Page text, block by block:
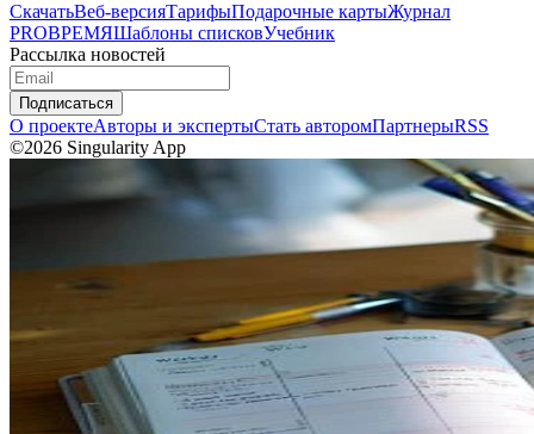
СкачатьВеб-версияТарифыПодарочные картыЖурнал
PROВРЕМЯШаблоны списковУчебник
Рассылка новостей
Подписаться
О проектеАвторы и экспертыСтать авторомПартнерыRSS
©2026 Singularity App